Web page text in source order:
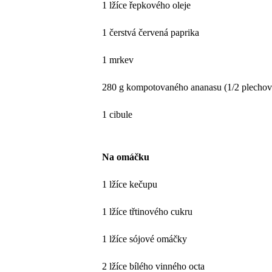
1 lžíce řepkového oleje
1 čerstvá červená paprika
1 mrkev
280 g kompotovaného ananasu (1/2
1 cibule
Na omáčku
1 lžíce kečupu
1 lžíce třtinového cukru
1 lžíce sójové omáčky
2 lžíce bílého vinného octa